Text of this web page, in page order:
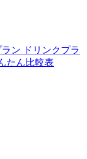
ン ドリンクプラ
たん比較表